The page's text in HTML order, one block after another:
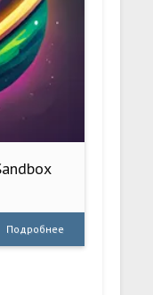
Подробнее